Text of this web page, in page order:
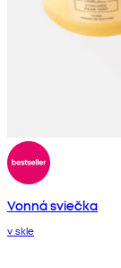
Vonná sviečka
v skle